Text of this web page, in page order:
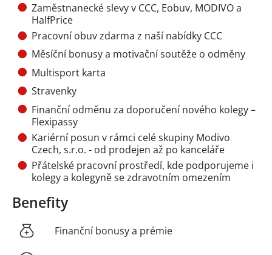
Zaměstnanecké slevy v CCC, Eobuv, MODIVO a
HalfPrice
Pracovní obuv zdarma z naší nabídky CCC
Měsíční bonusy a motivační soutěže o odměny
Multisport karta
Stravenky
Finanční odměnu za doporučení nového kolegy –
Flexipassy
Kariérní posun v rámci celé skupiny Modivo
Czech, s.r.o. - od prodejen až po kanceláře
Přátelské pracovní prostředí, kde podporujeme i
kolegy a kolegyně se zdravotním omezením
Benefity
Finanční bonusy a prémie